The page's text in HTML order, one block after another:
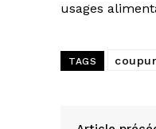
usages
TAGS